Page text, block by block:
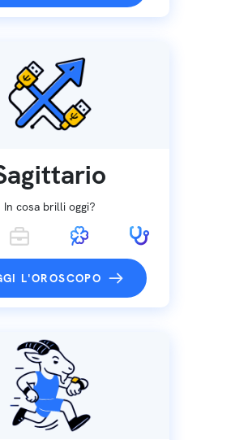
In cosa brilli oggi?
L'OROSCOPO